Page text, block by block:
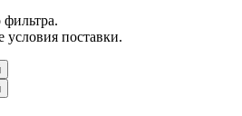
поставки.